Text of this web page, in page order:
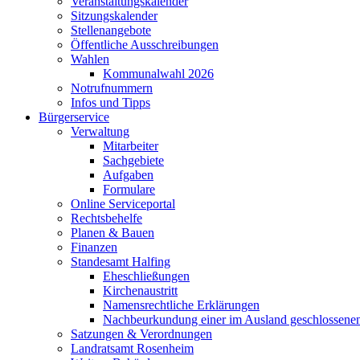
Sitzungskalender
Stellenangebote
Öffentliche Ausschreibungen
Wahlen
Kommunalwahl 2026
Notrufnummern
Infos und Tipps
Bürgerservice
Verwaltung
Mitarbeiter
Sachgebiete
Aufgaben
Formulare
Online Serviceportal
Rechtsbehelfe
Planen & Bauen
Finanzen
Standesamt Halfing
Eheschließungen
Kirchenaustritt
Namensrechtliche Erklärungen
Nachbeurkundung einer im Ausland
Satzungen & Verordnungen
Landratsamt Rosenheim